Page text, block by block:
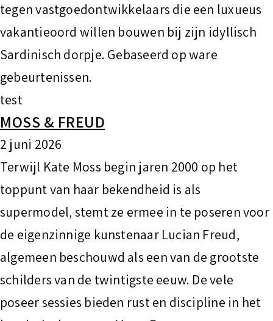
tegen vastgoedontwikkelaars die een luxueus
vakantieoord willen bouwen bij zijn idyllisch
Sardinisch dorpje. Gebaseerd op ware
gebeurtenissen.
test
MOSS & FREUD
2 juni 2026
Terwijl Kate Moss begin jaren 2000 op het
toppunt van haar bekendheid is als
supermodel, stemt ze ermee in te poseren voor
de eigenzinnige kunstenaar Lucian Freud,
algemeen beschouwd als een van de grootste
schilders van de twintigste eeuw. De vele
poseer sessies bieden rust en discipline in het